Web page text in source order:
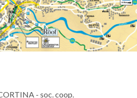
- soc. coop.